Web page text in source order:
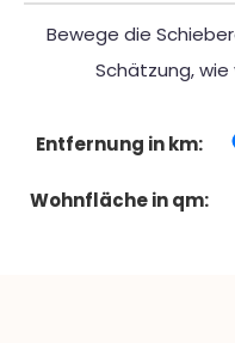
Bewege die
Schätzung,
Entfernung in km:
Wohnfläche in qm: